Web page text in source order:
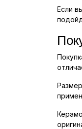
Если